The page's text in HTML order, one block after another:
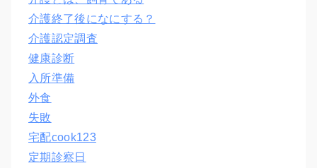
介護終了後になにする？
介護認定調査
健康診断
入所準備
外食
失敗
宅配cook123
定期診察日